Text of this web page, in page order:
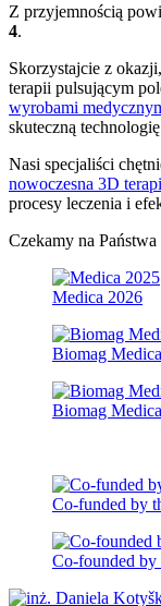
Z przyjemnością
4.
Skorzystajcie z
terapii pulsującym
wyrobami
skuteczną
Nasi specjaliści
nowoczesna 3D
procesy leczenia i
Czekamy na
Medica 2026
Biomag
Biomag
Co-funded by
Co-founded by